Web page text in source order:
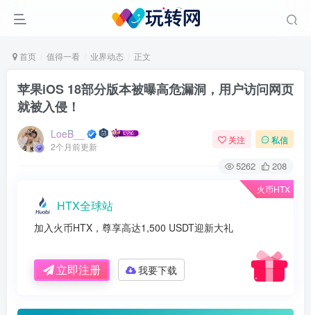
首页 值得一看 业界动态 正文
苹果iOS 18部分版本被曝高危漏洞，用户访问网页
就被入侵！
LoeB__
2个月前更新
关注 私信
5262 208
火币HTX
HTX全球站
加入火币HTX，尊享高达1,500 USDT迎新大礼
立即注册 我要下载